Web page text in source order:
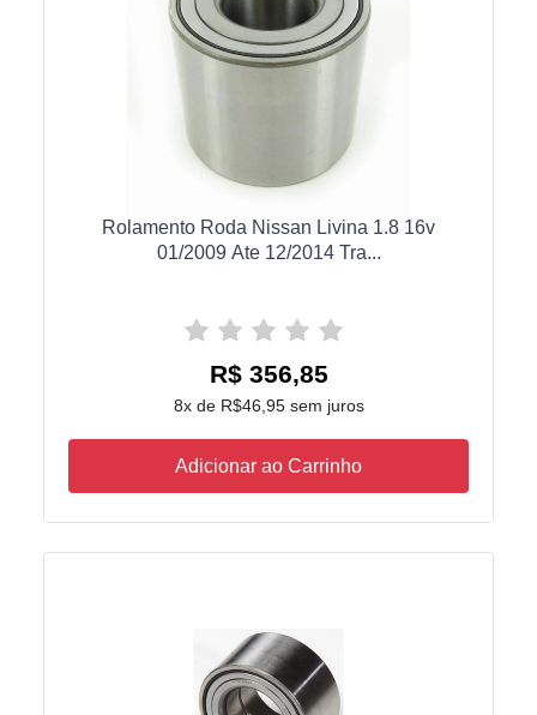
Rolamento Roda Nissan Livina 1.8 16v
01/2009 Ate 12/2014 Tra...
R$ 356,85
8x de R$46,95 sem juros
Adicionar ao Carrinho